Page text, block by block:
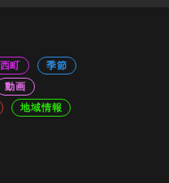
町
季節
動画
地域情報